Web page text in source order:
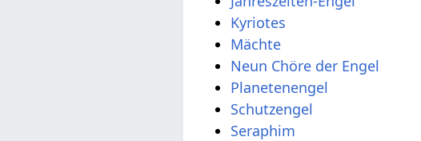
Kyriotes
Mächte
Neun Chöre der Engel
Planetenengel
Schutzengel
Seraphim